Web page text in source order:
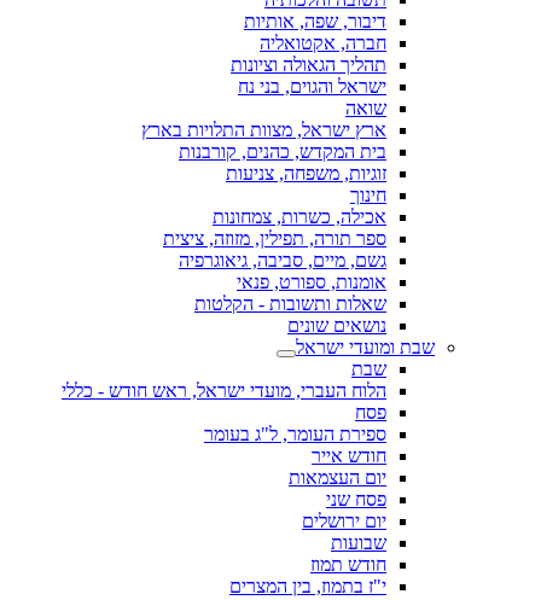
דיבור, שפה, אותיות
חברה, אקטואליה
תהליך הגאולה וציונות
ישראל והגוים, בני נח
שואה
ארץ ישראל, מצוות התלויות בארץ
בית המקדש, כהנים, קורבנות
זוגיות, משפחה, צניעות
חינוך
אכילה, כשרות, צמחונות
ספר תורה, תפילין, מזוזה, ציצית
גשם, מיים, סביבה, גיאוגרפיה
אומנות, ספורט, פנאי
שאלות ותשובות - הקלטות
נושאים שונים
שבת ומועדי ישראל
שבת
הלוח העברי, מועדי ישראל, ראש חודש - כללי
פסח
ספירת העומר, ל"ג בעומר
חודש אייר
יום העצמאות
פסח שני
יום ירושלים
שבועות
חודש תמוז
י"ז בתמוז, בין המצרים